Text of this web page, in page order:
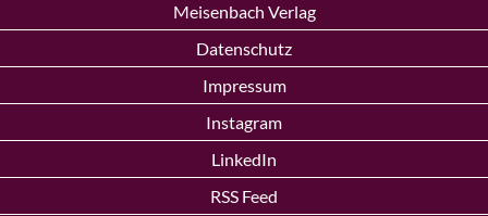
Meisenbach Verlag
Datenschutz
Impressum
Instagram
LinkedIn
RSS Feed